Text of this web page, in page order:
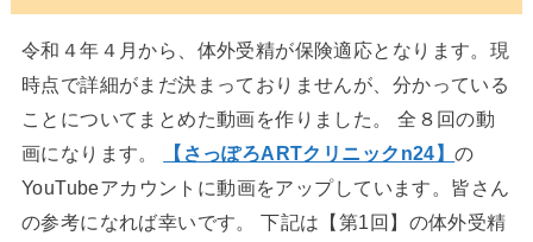
令和４年４月から、体外受精が保険適応となります。現
時点で詳細がまだ決まっておりませんが、分かっている
ことについてまとめた動画を作りました。 全８回の動
画になります。
【さっぽろARTクリニックn24】の
YouTubeアカウントに動画をアップしています。皆さん
の参考になれば幸いです。 下記は【第1回】の体外受精